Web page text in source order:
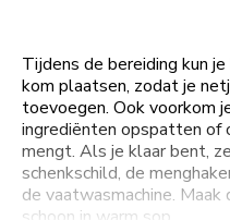
Tijdens de bereiding kun
kom plaatsen, zodat je
toevoegen. Ook voorkom
ingrediënten opspatten of
mengt. Als je klaar bent,
schenkschild, de
de vaatwasmachine.